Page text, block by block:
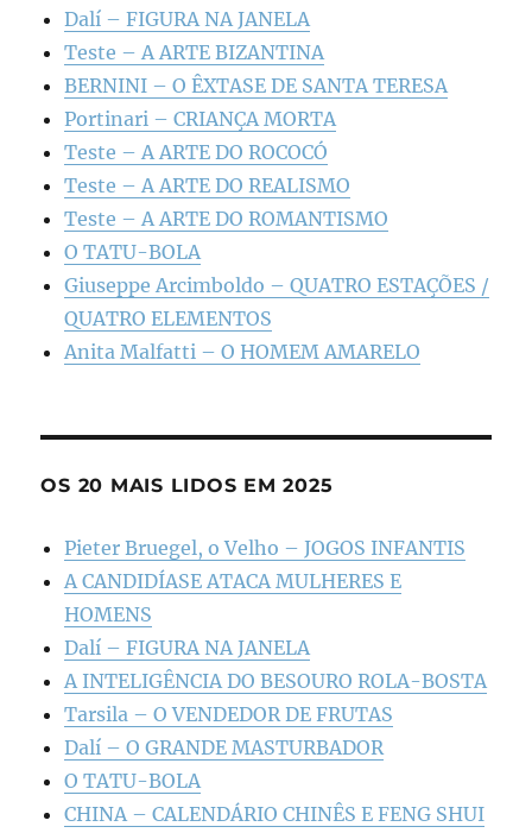
Dalí – FIGURA NA JANELA
Teste – A ARTE BIZANTINA
BERNINI – O ÊXTASE DE SANTA TERESA
Portinari – CRIANÇA MORTA
Teste – A ARTE DO ROCOCÓ
Teste – A ARTE DO REALISMO
Teste – A ARTE DO ROMANTISMO
O TATU-BOLA
Giuseppe Arcimboldo – QUATRO ESTAÇÕES /
QUATRO ELEMENTOS
Anita Malfatti – O HOMEM AMARELO
OS 20 MAIS LIDOS EM 2025
Pieter Bruegel, o Velho – JOGOS INFANTIS
A CANDIDÍASE ATACA MULHERES E
HOMENS
Dalí – FIGURA NA JANELA
A INTELIGÊNCIA DO BESOURO ROLA-BOSTA
Tarsila – O VENDEDOR DE FRUTAS
Dalí – O GRANDE MASTURBADOR
O TATU-BOLA
CHINA – CALENDÁRIO CHINÊS E FENG SHUI